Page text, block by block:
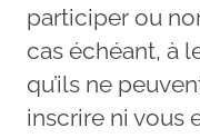
participer ou
cas échéant, à
qu’ils ne
inscrire ni vous